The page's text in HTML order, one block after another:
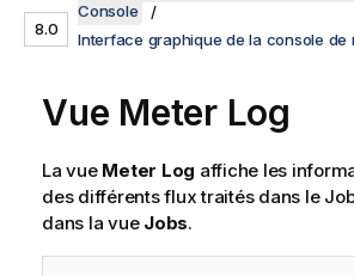
8.0
Console
Interface graphique de la console de
Vue Meter Log
La vue Meter Log affiche les
des différents flux traités dans le
dans la vue Jobs.